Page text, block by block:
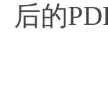
后的